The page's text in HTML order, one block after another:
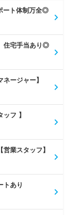
ート体制万全◎
住宅手当あり◎
ージャー】
フ 】
業スタッフ】
トあり